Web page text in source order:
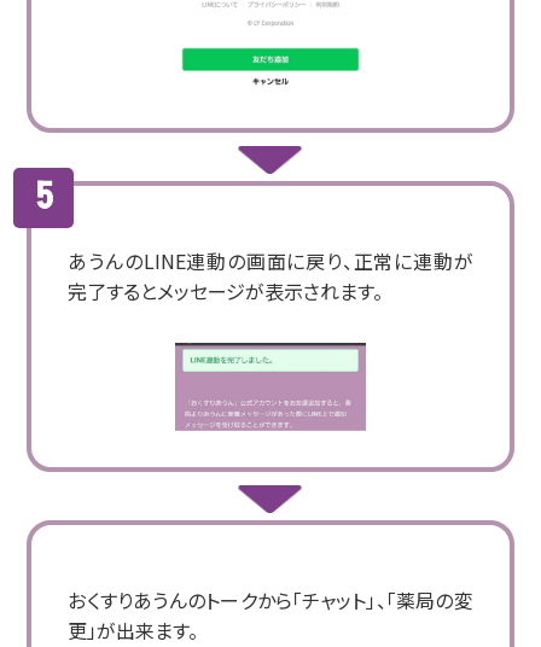
あうんのLINE連動の画面に戻り、正常に連動が
完了するとメッセージが表示されます。
おくすりあうんのトークから「チャット」、「薬局の変
更」が出来ます。